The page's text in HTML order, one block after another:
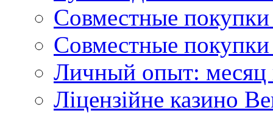
Совместные
Совместные покупки
Личный опыт: месяц
Ліцензійне казино